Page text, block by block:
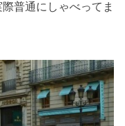
普通にしゃべってま